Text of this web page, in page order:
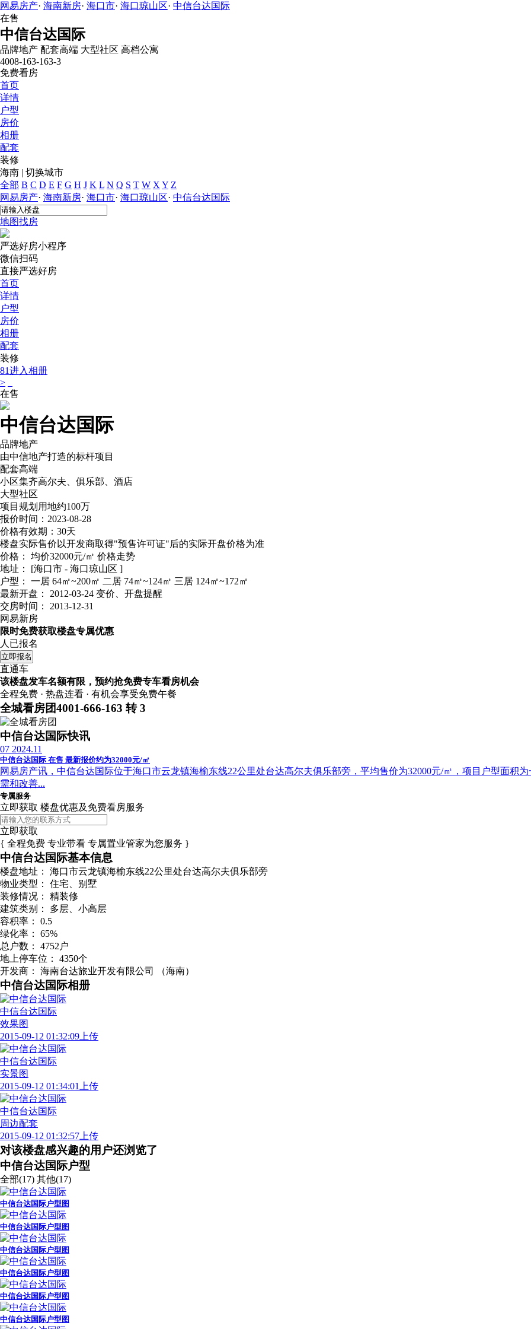
网易房产· 海南新房· 海口市· 海口琼山区· 中信台达国际
在售
中信台达国际
品牌地产 配套高端 大型社区 高档公寓
4008-163-163-3
免费看房
首页
详情
户型
房价
相册
配套
装修
海南 | 切换城市
全部 B C D E F G H J K L N Q S T W X Y Z
网易房产· 海南新房· 海口市· 海口琼山区· 中信台达国际
地图找房
严选好房小程序
微信扫码
直接严选好房
首页
详情
户型
房价
相册
配套
装修
81进入相册
>
在售
中信台达国际
品牌地产
由中信地产打造的标杆项目
配套高端
小区集齐高尔夫、俱乐部、酒店
大型社区
项目规划用地约100万
报价时间：2023-08-28
价格有效期：30天
楼盘实际售价以开发商取得"预售许可证"后的实际开盘价格为准
价格：
均价32000元/㎡ 价格走势
地址：
[海口市 - 海口琼山区 ]
户型：
一居 64㎡~200㎡ 二居 74㎡~124㎡ 三居 124㎡~172㎡
最新开盘：
2012-03-24 变价、开盘提醒
交房时间：
2013-12-31
网易新房
限时免费获取楼盘专属优惠
人已报名
立即报名
直通车
该楼盘发车名额有限，预约抢免费专车看房机会
全程免费 · 热盘连看 · 有机会享受免费午餐
全城看房团4001-666-163 转 3
中信台达国际快讯
07 2024.11
中信台达国际 在售 最新报价约为32000元/㎡
网易房产讯，中信台达国际位于海口市云龙镇海榆东线22公里处台达高尔夫俱乐部旁，平均售价为32000元/㎡，项目户型面积为
需和改善...
专属服务
立即获取 楼盘优惠及免费看房服务
立即获取
{ 全程免费 专业带看 专属置业管家为您服务 }
中信台达国际基本信息
楼盘地址：
海口市云龙镇海榆东线22公里处台达高尔夫俱乐部旁
物业类型：
住宅、别墅
装修情况：
精装修
建筑类别：
多层、小高层
容积率：
0.5
绿化率：
65%
总户数：
4752户
地上停车位：
4350个
开发商：
海南台达旅业开发有限公司 （海南）
中信台达国际相册
中信台达国际
效果图
2015-09-12 01:32:09上传
中信台达国际
实景图
2015-09-12 01:34:01上传
中信台达国际
周边配套
2015-09-12 01:32:57上传
对该楼盘感兴趣的用户还浏览了
中信台达国际户型
全部(17) 其他(17)
中信台达国际户型图
中信台达国际户型图
中信台达国际户型图
中信台达国际户型图
中信台达国际户型图
中信台达国际户型图